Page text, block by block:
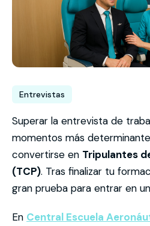
Entrevistas
Superar la entrevista de
momentos más
convertirse en Tripulantes
(TCP). Tras finalizar tu
gran prueba para entrar en
En Central Escuela